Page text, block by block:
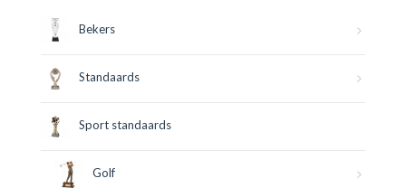
Bekers
Standaards
Sport standaards
Golf